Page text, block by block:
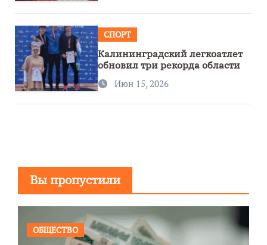
СПОРТ
Калининградский легкоатлет
обновил три рекорда области
Июн 15, 2026
Вы пропустили
ОБЩЕСТВО